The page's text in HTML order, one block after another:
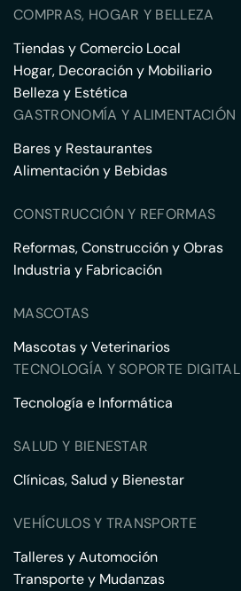
COMPRAS, HOGAR Y BELLEZA
Tiendas y Comercio Local
Hogar, Decoración y Mobiliario
Belleza y Estética
GASTRONOMÍA Y ALIMENTACIÓN
Bares y Restaurantes
Alimentación y Bebidas
CONSTRUCCIÓN Y REFORMAS
Reformas, Construcción y Obras
Industria y Fabricación
MASCOTAS
Mascotas y Veterinarios
TECNOLOGÍA Y SOPORTE DIGITAL
Tecnología e Informática
SALUD Y BIENESTAR
Clínicas, Salud y Bienestar
VEHÍCULOS Y TRANSPORTE
Talleres y Automoción
Transporte y Mudanzas